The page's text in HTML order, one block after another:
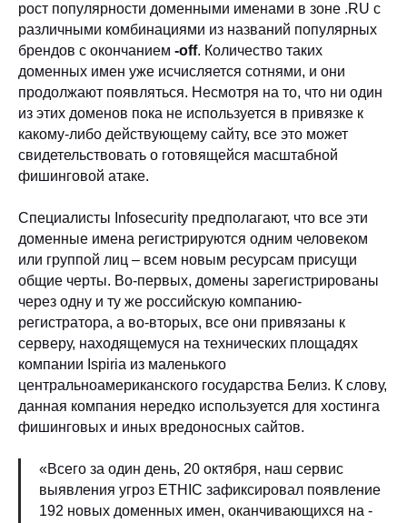
рост популярности доменными именами в зоне .RU с
различными комбинациями из названий популярных
брендов с окончанием -off. Количество таких
доменных имен уже исчисляется сотнями, и они
продолжают появляться. Несмотря на то, что ни один
из этих доменов пока не используется в привязке к
какому-либо действующему сайту, все это может
свидетельствовать о готовящейся масштабной
фишинговой атаке.
Специалисты Infosecurity предполагают, что все эти
доменные имена регистрируются одним человеком
или группой лиц – всем новым ресурсам присущи
общие черты. Во-первых, домены зарегистрированы
через одну и ту же российскую компанию-
регистратора, а во-вторых, все они привязаны к
серверу, находящемуся на технических площадях
компании Ispiria из маленького
центральноамериканского государства Белиз. К слову,
данная компания нередко используется для хостинга
фишинговых и иных вредоносных сайтов.
«Всего за один день, 20 октября, наш сервис
выявления угроз ETHIC зафиксировал появление
192 новых доменных имен, оканчивающихся на -